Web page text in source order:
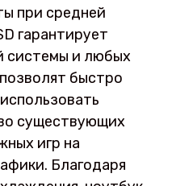
при средней
гарантирует
системы и любых
быстро
существующих
игр на
Благодаря